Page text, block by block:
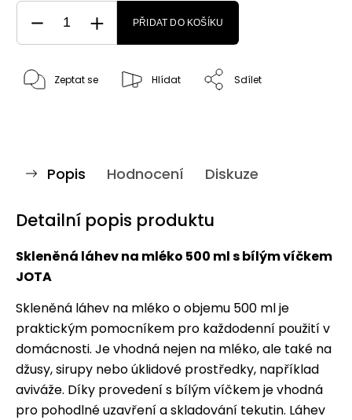
PŘIDAT DO KOŠÍKU
Zeptat se Hlídat Sdílet
Popis Hodnocení Diskuze
Detailní popis produktu
Skleněná láhev na mléko 500 ml s bílým víčkem
JOTA
Skleněná láhev na mléko o objemu 500 ml je
praktickým pomocníkem pro každodenní použití v
domácnosti. Je vhodná nejen na mléko, ale také na
džusy, sirupy nebo úklidové prostředky, například
aviváže. Díky provedení s bílým víčkem je vhodná
pro pohodlné uzavření a skladování tekutin. Láhev